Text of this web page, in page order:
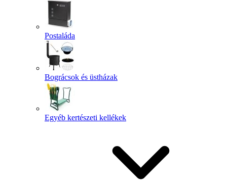
Postaláda
Bográcsok és üstházak
Egyéb kertészeti kellékek